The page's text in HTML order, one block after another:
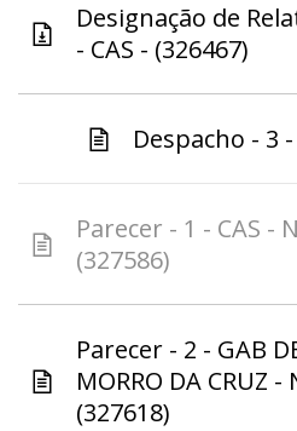
Designação de
- CAS - (326467)
Despacho - 3
Parecer - 1 - CAS -
(327586)
Parecer - 2 - GAB
MORRO DA CRUZ
(327618)